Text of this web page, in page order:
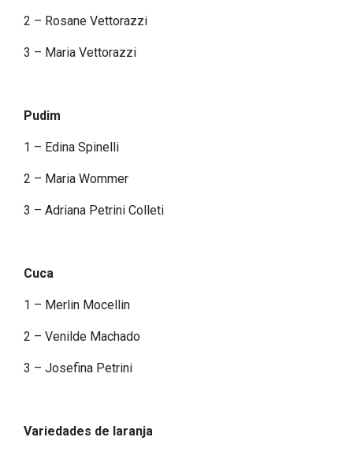
2 – Rosane Vettorazzi
3 – Maria Vettorazzi
Pudim
1 – Edina Spinelli
2 – Maria Wommer
3 – Adriana Petrini Colleti
Cuca
1 – Merlin Mocellin
2 – Venilde Machado
3 – Josefina Petrini
Variedades de laranja